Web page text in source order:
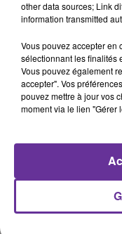
ÉCOUTER
MOMENT
Pacte de
défense
départements
Liban-
other data sources; Link
information transmitted
Vous pouvez accepter en
sélectionnant les finalités
Vous pouvez également
accepter". Vos
pouvez mettre à jour vos
moment via le lien "Gérer